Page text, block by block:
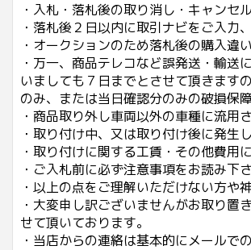
・入札・落札後の取り消し・キャンセ
・落札後２日以内に取引ナビをご入力
・オークションのため落札後の購入違
・万一、商品テレコなど誤発送・輸
いましても７日までとさせて頂きます
のみ、または当日確認分のみの破損保
・商品取り外し車両以外の車種に流用
・取り付け中、又は取り付け後に発生
・取り付けに関する工賃・その他費用
・ご入札前に必ず注意事項をお読み下
・以上の点をご理解いただけない方や
・大変申し訳ございませんがお取り
せて頂いております。
・当店からの連絡は基本的にメールで